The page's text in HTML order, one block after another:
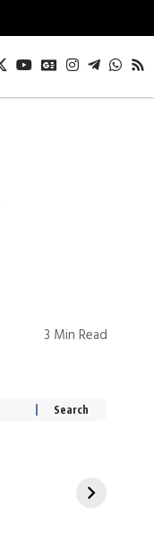
3 Min Read
रोज एक कच्चे लहसुन